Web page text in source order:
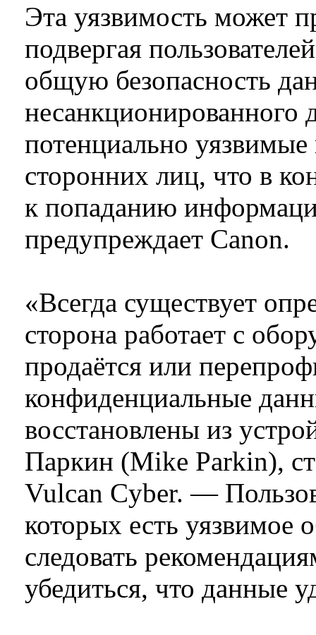
Эта уязвимость может
подвергая
общую безопасность
несанкционированного
потенциально
сторонних лиц, что в
к попаданию
предупреждает Canon.
«Всегда существует
сторона работает с
продаётся или
конфиденциальные
восстановлены из
Паркин (Mike Parkin),
Vulcan Cyber. —
которых есть уязвимое
следовать
убедиться, что данные